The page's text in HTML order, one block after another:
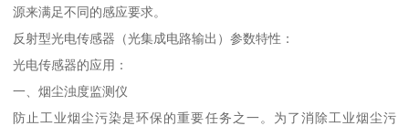
源来满足不同的感应要求。
反射型光电传感器（光集成电路输出）参数特性：
光电传感器的应用：
一、烟尘浊度监测仪
防止工业烟尘污染是环保的重要任务之一。为了消除工业烟尘污